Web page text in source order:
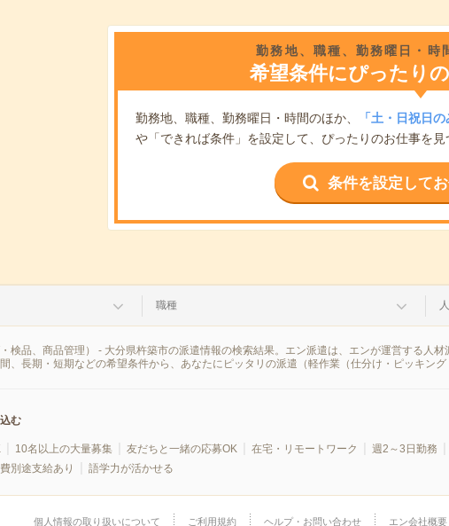
勤務地、職種、勤務曜日・時
希望条件にぴったり
勤務地、職種、勤務曜日・時間のほか、 「土・日祝日
や「できれば条件」を設定して、ぴったりのお仕事を見
条件を設定して
職種
検品、商品管理） - 大分県杵築市の派遣情報の検索結果。エン派遣は、エンが運営する人
、長期・短期などの希望条件から、あなたにピッタリの派遣（軽作業（仕分け・ピッキング
む
10名以上の大量募集 友だちと一緒の応募OK 在宅・リモートワーク 週2～3日勤務
別途支給あり 語学力が活かせる
個人情報の取り扱いについて ご利用規約 ヘルプ・お問い合わせ エン会社概要